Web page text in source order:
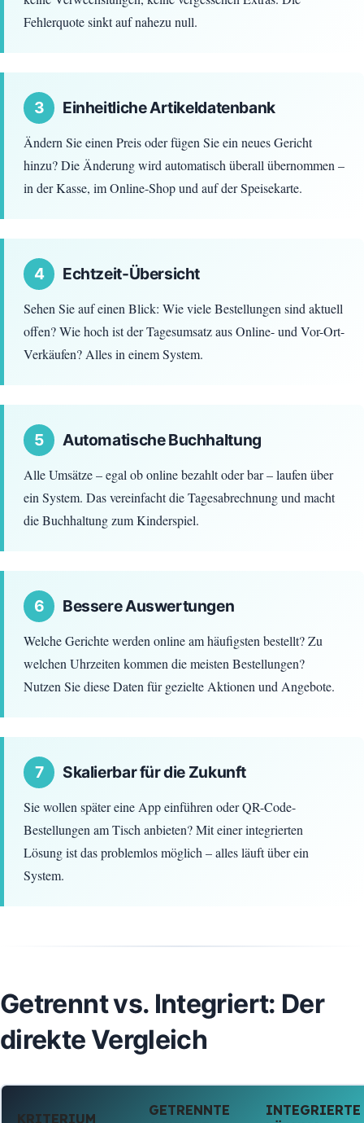
Fehlerquote sinkt auf nahezu null.
3 Einheitliche Artikeldatenbank
Ändern Sie einen Preis oder fügen Sie ein neues Gericht
hinzu? Die Änderung wird automatisch überall übernommen –
in der Kasse, im Online-Shop und auf der Speisekarte.
4 Echtzeit-Übersicht
Sehen Sie auf einen Blick: Wie viele Bestellungen sind aktuell
offen? Wie hoch ist der Tagesumsatz aus Online- und Vor-Ort-
Verkäufen? Alles in einem System.
5 Automatische Buchhaltung
Alle Umsätze – egal ob online bezahlt oder bar – laufen über
ein System. Das vereinfacht die Tagesabrechnung und macht
die Buchhaltung zum Kinderspiel.
6 Bessere Auswertungen
Welche Gerichte werden online am häufigsten bestellt? Zu
welchen Uhrzeiten kommen die meisten Bestellungen?
Nutzen Sie diese Daten für gezielte Aktionen und Angebote.
7 Skalierbar für die Zukunft
Sie wollen später eine App einführen oder QR-Code-
Bestellungen am Tisch anbieten? Mit einer integrierten
Lösung ist das problemlos möglich – alles läuft über ein
System.
Getrennt vs. Integriert: Der
direkte Vergleich
KRITERIUM
GETRENNTE
INTEGRIERTE